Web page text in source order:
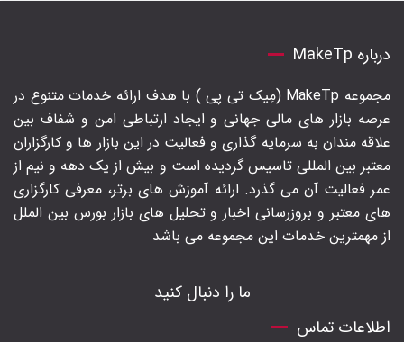
درباره MakeTp
مجموعه MakeTp (مِیک تی پی ) با هدف ارائه خدمات متنوع در
عرصه بازار های مالی جهانی و ایجاد ارتباطی امن و شفاف بین
علاقه مندان به سرمایه گذاری و فعالیت در این بازار ها و کارگزاران
معتبر بین المللی تاسیس گردیده است و بیش از یک دهه و نیم از
عمر فعالیت آن می گذرد. ارائه آموزش های برتر‍، معرفی کارگزاری
های معتبر و بروزرسانی اخبار و تحلیل های بازار بورس بین الملل
از مهمترین خدمات این مجموعه می باشد
ما را دنبال کنید
اطلاعات تماس